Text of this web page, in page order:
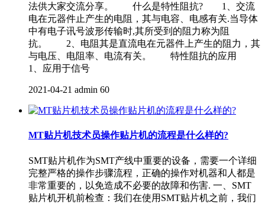
法供大家交流分享。 什么是特性阻抗? 1、交流
电在元器件止产生的电阻，其与电容、电感有关.当导体
中有电子讯号波形传输时,其所受到的阻力称为阻
抗。 2、电阻其是直流电在元器件上产生的阻力，其
与电压、电阻率、电流有关。 特性阻抗的应用
1、应用于信号
2021-04-21 admin 60
MT贴片机技术员操作贴片机的流程是什么样的?
SMT贴片机作为SMT产线中重要的设备，需要一个详细
完整严格的操作步骤流程，正确的操作对机器和人都是
非常重要的，以免造成不必要的故障和伤害. 一、SMT
贴片机开机前检查：我们在使用SMT贴片机之前，我们